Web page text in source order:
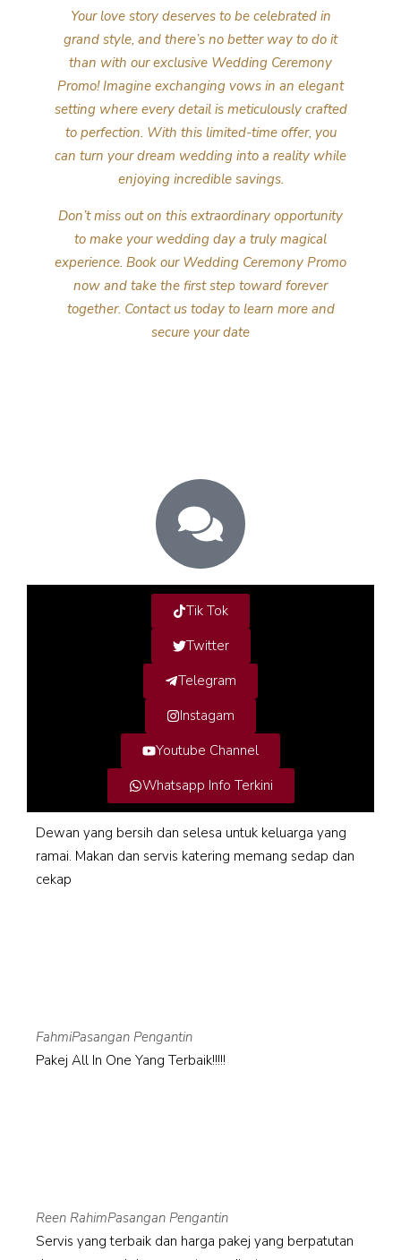
Your love story deserves to be celebrated in
grand style, and there’s no better way to do it
than with our exclusive Wedding Ceremony
Promo! Imagine exchanging vows in an elegant
setting where every detail is meticulously crafted
to perfection. With this limited-time offer, you
can turn your dream wedding into a reality while
enjoying incredible savings.
Don’t miss out on this extraordinary opportunity
to make your wedding day a truly magical
experience. Book our Wedding Ceremony Promo
now and take the first step toward forever
together. Contact us today to learn more and
secure your date
Tik Tok
Twitter
Telegram
Instagam
Youtube Channel
Whatsapp Info Terkini
Dewan yang bersih dan selesa untuk keluarga yang
ramai. Makan dan servis katering memang sedap dan
cekap
FahmiPasangan Pengantin
Pakej All In One Yang Terbaik!!!!!
Reen RahimPasangan Pengantin
Servis yang terbaik dan harga pakej yang berpatutan